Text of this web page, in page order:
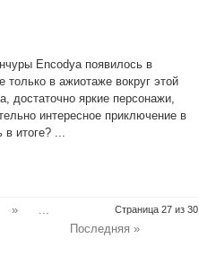
Encodya появилось в
в ажиотаже вокруг этой
достаточно яркие персонажи,
интересное приключение в
в итоге? ...
Страница 27 из 30
»
...
Последняя »